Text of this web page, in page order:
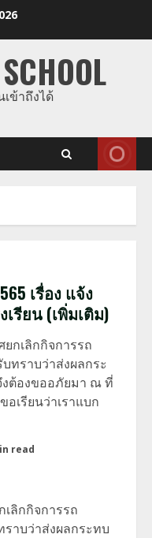
ข้าถึงได้
เรื่อง แจ้ง
รียน (เพิ่มเติม)
กเลิกกิจการรถ
บทราบว่าส่งผลกระ
ต้องขออภัยมา ณ ที่
เรียนว่าเราแบก
read
เลิกกิจการรถ
ราบว่าส่งผลกระทบ